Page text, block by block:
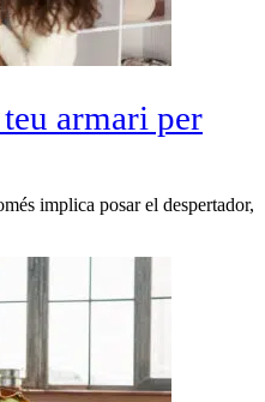
armari per
implica posar el despertador,